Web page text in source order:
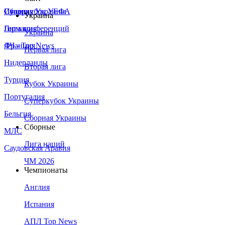
Сборная Украины
Италия
Германия
Франция
Нидерланды
Турция
Португалия
Бельгия
МЛС
Саудовская Аравия
Суперкубок УЕФА
Лига конференций
ЛЧ - Top News
Украина
Украина
Первая лига
Вторая лига
Кубок Украины
Суперкубок Украины
Сборная Украины
Сборные
Лига наций
ЧМ 2026
Чемпионаты
Англия
Испания
АПЛ Top News